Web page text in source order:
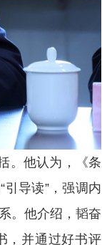
。他认为，《条
引导读”，强调内
。他介绍，韬奋
，并通过好书评